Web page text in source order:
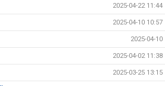
2025-04-22 11:44
2025-04-10 10:57
2025-04-10
2025-04-02 11:38
2025-03-25 13:15